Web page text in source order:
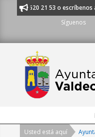
al 91 620 21 53 o escríbenos
Síguenos
Navigation
Usted está aquí